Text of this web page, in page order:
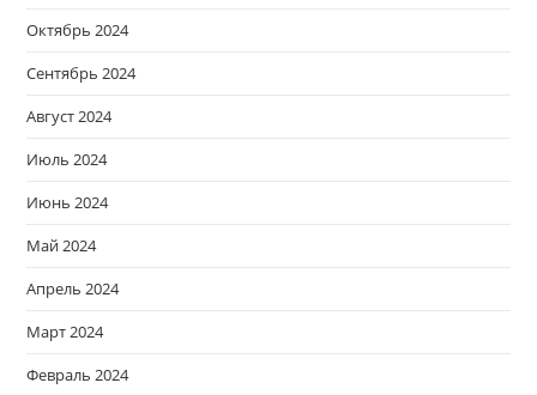
Октябрь 2024
Сентябрь 2024
Август 2024
Июль 2024
Июнь 2024
Май 2024
Апрель 2024
Март 2024
Февраль 2024